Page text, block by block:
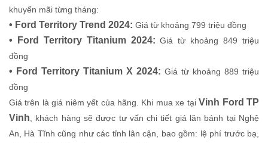
khuyến mãi từng tháng:
• Ford Territory Trend 2024: Giá từ khoảng 799 triệu đồng
• Ford Territory Titanium 2024: Giá từ khoảng 849 triệu
đồng
• Ford Territory Titanium X 2024: Giá từ khoảng 889 triệu
đồng
Giá trên là giá niêm yết của hãng. Khi mua xe tạiVinh Ford TP
Vinh, khách hàng sẽ được tư vấn chi tiết giá lăn bánh tại Nghệ
An, Hà Tĩnh cũng như các tỉnh lân cận, bao gồm: lệ phí trước bạ,